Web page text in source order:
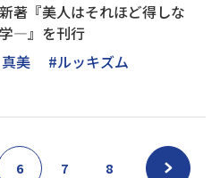
著『美人はそれほど得しな
―』を刊行
美
#ルッキズム
6 7 8